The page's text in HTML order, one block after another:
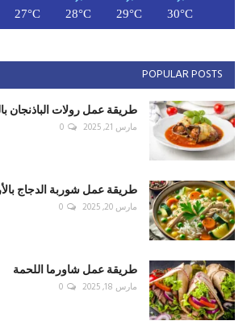
30°C
29°C
28°C
27°C
POPULAR POSTS
طريقة عمل رولات الباذنجان
مارس 21, 2025 0
طريقة عمل شوربة الدجاج
مارس 20, 2025 0
طريقة عمل شاورما اللحمة
مارس 18, 2025 0